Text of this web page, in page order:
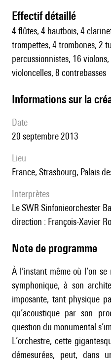
effectif détaillé
4 flûtes, 4 hautbois, 4
trompettes, 4 trombones, 2
percussionnistes, 16
violoncelles, 8 contrebasses
informations sur la
date
20 septembre 2013
lieu
France, Strasbourg, Palais
interprètes
le SWR Sinfonieorchester Baden-Baden und Freiburg,
direction : François-Xavier
Note de programme
À l’instant même où l’on
symphonique, à son
imposante, tant physique
qu’acoustique par son
question du monumental
L’orchestre, cette
démesurées, peut, dans